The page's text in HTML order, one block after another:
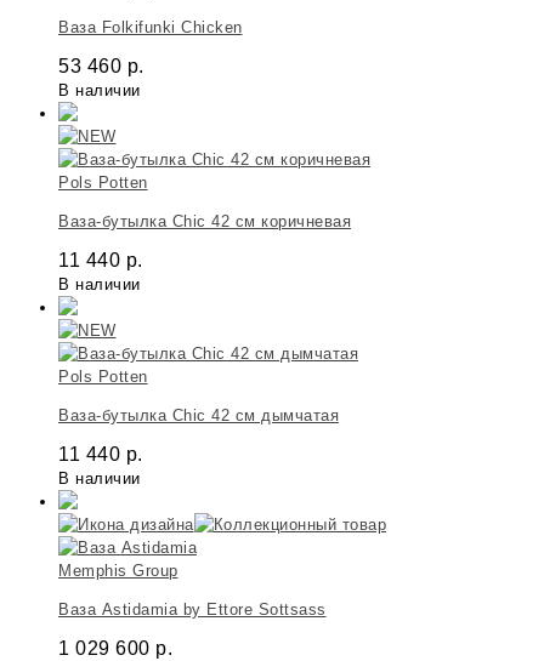
Ваза Folkifunki Chicken
53 460 р.
В наличии
Pols Potten
Ваза-бутылка Chic 42 см коричневая
11 440 р.
В наличии
Pols Potten
Ваза-бутылка Chic 42 см дымчатая
11 440 р.
В наличии
Memphis Group
Ваза Astidamia by Ettore Sottsass
1 029 600 р.